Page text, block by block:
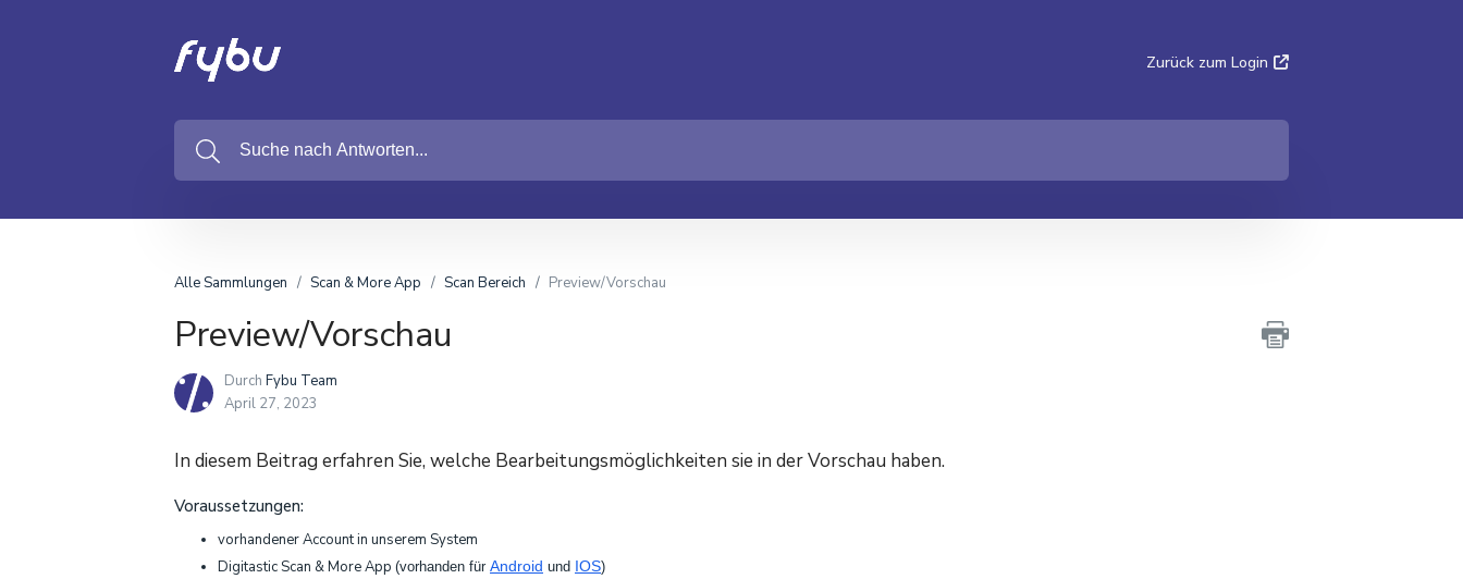
Zurück zum Login
Alle Sammlungen Scan & More App Scan Bereich Preview/Vorschau
Preview/Vorschau
Durch Fybu Team
April 27, 2023
In diesem Beitrag erfahren Sie, welche Bearbeitungsmöglichkeiten sie in der Vorschau haben.
Voraussetzungen:
vorhandener Account in unserem System
Digitastic Scan & More App (vorhanden für Android und IOS)